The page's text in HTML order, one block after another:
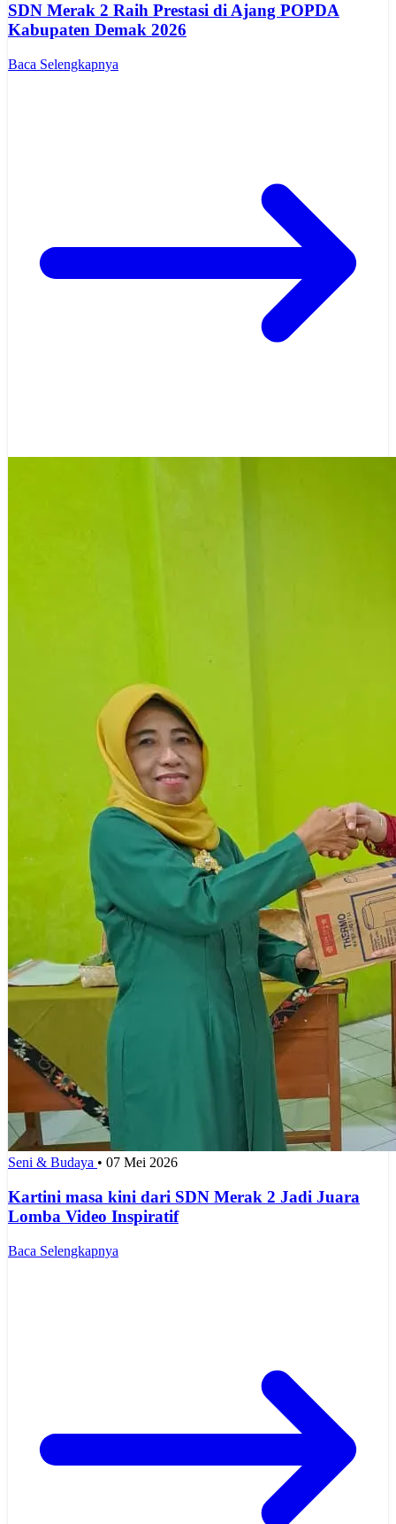
SDN Merak 2 Raih Prestasi di Ajang POPDA
Kabupaten Demak 2026
Baca Selengkapnya
Seni & Budaya • 07 Mei 2026
Kartini masa kini dari SDN Merak 2 Jadi Juara
Lomba Video Inspiratif
Baca Selengkapnya